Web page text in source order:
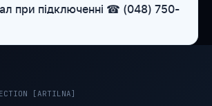
при підключенні ☎ (048) 750-
[ARTILNA]
підтримка